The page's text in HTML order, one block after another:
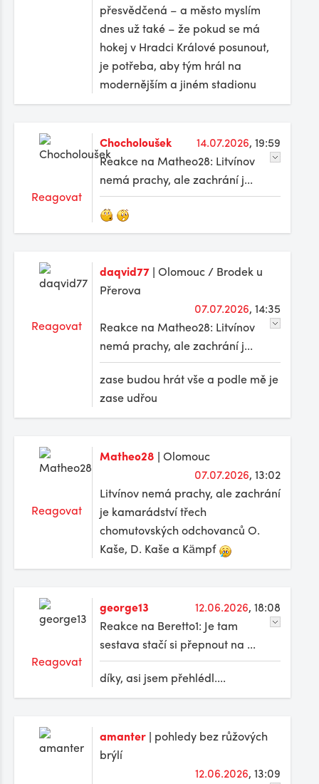
přesvědčená – a město myslím
dnes už také – že pokud se má
hokej v Hradci Králové posunout,
je potřeba, aby tým hrál na
modernějším a jiném stadionu
Reagovat
Chocholoušek 14.07.2026, 19:59
Reakce na Matheo28: Litvínov
nemá prachy, ale zachrání j...
Reagovat
daqvid77 | Olomouc / Brodek u
Přerova
07.07.2026, 14:35
Reakce na Matheo28: Litvínov
nemá prachy, ale zachrání j...
zase budou hrát vše a podle mě je
zase udřou
Reagovat
Matheo28 | Olomouc
07.07.2026, 13:02
Litvínov nemá prachy, ale zachrání
je kamarádství třech
chomutovských odchovanců O.
Kaše, D. Kaše a Kämpf
Reagovat
george13 12.06.2026, 18:08
Reakce na Beretto1: Je tam
sestava stačí si přepnout na ...
díky, asi jsem přehlédl....
amanter | pohledy bez růžových
brýlí
12.06.2026, 13:09